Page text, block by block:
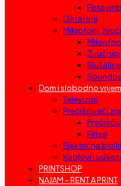
Foto
Diktafoni
Mikrofoni,
Zvučnici
Slušalice
Dom i slobodno
Televizori
Prečišćivači
Filteri
Električna
Kablovi i
PRINTSHOP
NAJAM – RENT A PRINT